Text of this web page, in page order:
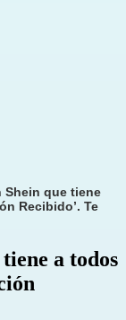
Shein que tiene
Recibido’. Te
a todos